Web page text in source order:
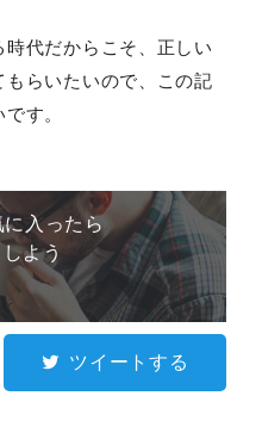
代だからこそ、正しい
らいたいので、この記
す。
入ったら
よう
ツイートする